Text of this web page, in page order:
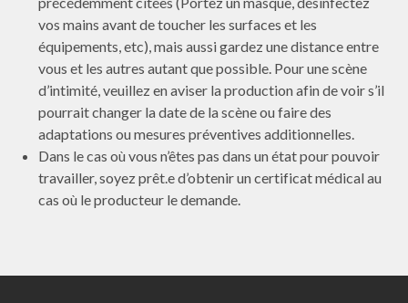
vos mains avant de toucher les surfaces et les
équipements, etc), mais aussi gardez une distance entre
vous et les autres autant que possible. Pour une scène
d’intimité, veuillez en aviser la production afin de voir s’il
pourrait changer la date de la scène ou faire des
adaptations ou mesures préventives additionnelles.
Dans le cas où vous n’êtes pas dans un état pour pouvoir
travailler, soyez prêt.e d’obtenir un certificat médical au
cas où le producteur le demande.